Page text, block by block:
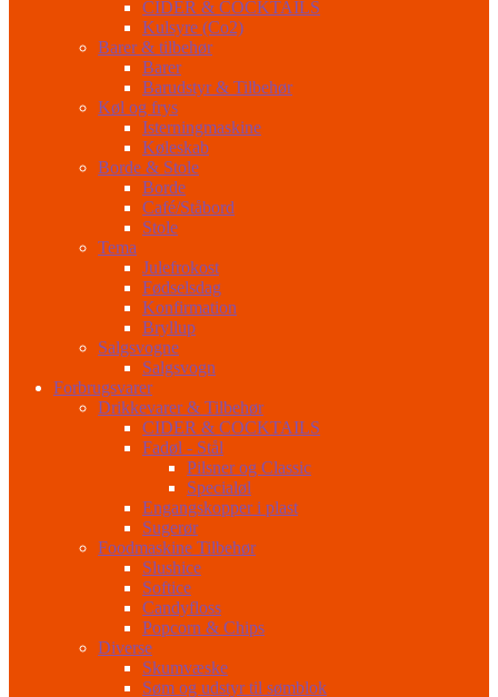
CIDER & COCKTAILS
Kulsyre (Co2)
Barer & tilbehør
Barer
Barudstyr & Tilbehør
Køl og frys
Isterningmaskine
Køleskab
Borde & Stole
Borde
Café/Ståbord
Stole
Tema
Julefrokost
Fødselsdag
Konfirmation
Bryllup
Salgsvogne
Salgsvogn
Forbrugsvarer
Drikkevarer & Tilbehør
CIDER & COCKTAILS
Fadøl - Stål
Pilsner og Classic
Specialøl
Engangskopper i plast
Sugerør
Foodmaskine Tilbehør
Slushice
Softice
Candyfloss
Popcorn & Chips
Diverse
Skumvæske
Søm og udstyr til sømblok